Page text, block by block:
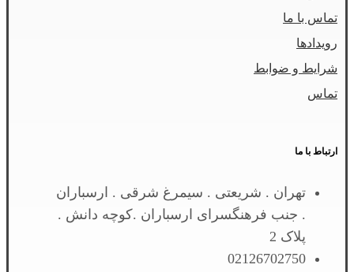
تماس با ما
رویدادها
شرایط و ضوابط
تماس
ارتباط با ما
تهران . شریعتی . سیمرغ شرقی . ارسباران
. جنب فرهنگسرای ارسباران .کوچه دانش .
پلاک 2
02126702750